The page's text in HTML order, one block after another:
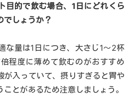
的で飲む場合、1日にどれくら
でしょうか？
な量は1日につき、大さじ1～2杯
程度に薄めて飲むのがおすすめ
が入っていて、摂りすぎると胃や
とがあるため注意しましょう。